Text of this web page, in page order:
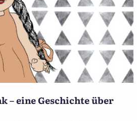
– eine Geschichte über